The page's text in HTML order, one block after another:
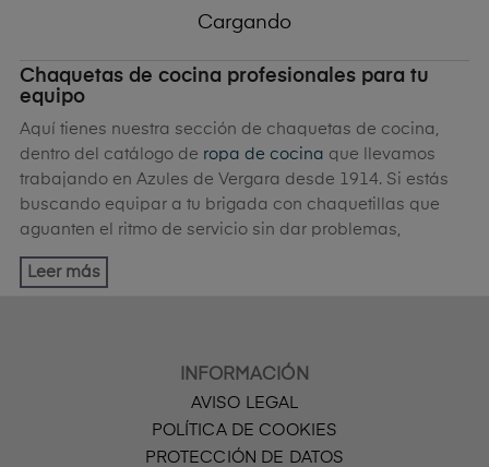
Cargando
Chaquetas de cocina profesionales para tu
equipo
Aquí tienes nuestra sección de chaquetas de cocina,
dentro del catálogo de ropa de cocina que llevamos
trabajando en Azules de Vergara desde 1914. Si estás
buscando equipar a tu brigada con chaquetillas que
aguanten el ritmo de servicio sin dar problemas,
Leer más
INFORMACIÓN
AVISO LEGAL
POLÍTICA DE COOKIES
PROTECCIÓN DE DATOS